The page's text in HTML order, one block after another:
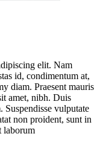
elit. Nam
id, condimentum at,
diam. Praesent mauris
amet, nibh. Duis
vulputate
non proident, sunt in
laborum